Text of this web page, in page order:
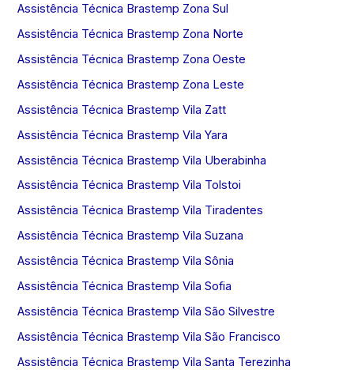
Assistência Técnica Brastemp Zona Sul
Assistência Técnica Brastemp Zona Norte
Assistência Técnica Brastemp Zona Oeste
Assistência Técnica Brastemp Zona Leste
Assistência Técnica Brastemp Vila Zatt
Assistência Técnica Brastemp Vila Yara
Assistência Técnica Brastemp Vila Uberabinha
Assistência Técnica Brastemp Vila Tolstoi
Assistência Técnica Brastemp Vila Tiradentes
Assistência Técnica Brastemp Vila Suzana
Assistência Técnica Brastemp Vila Sônia
Assistência Técnica Brastemp Vila Sofia
Assistência Técnica Brastemp Vila São Silvestre
Assistência Técnica Brastemp Vila São Francisco
Assistência Técnica Brastemp Vila Santa Terezinha